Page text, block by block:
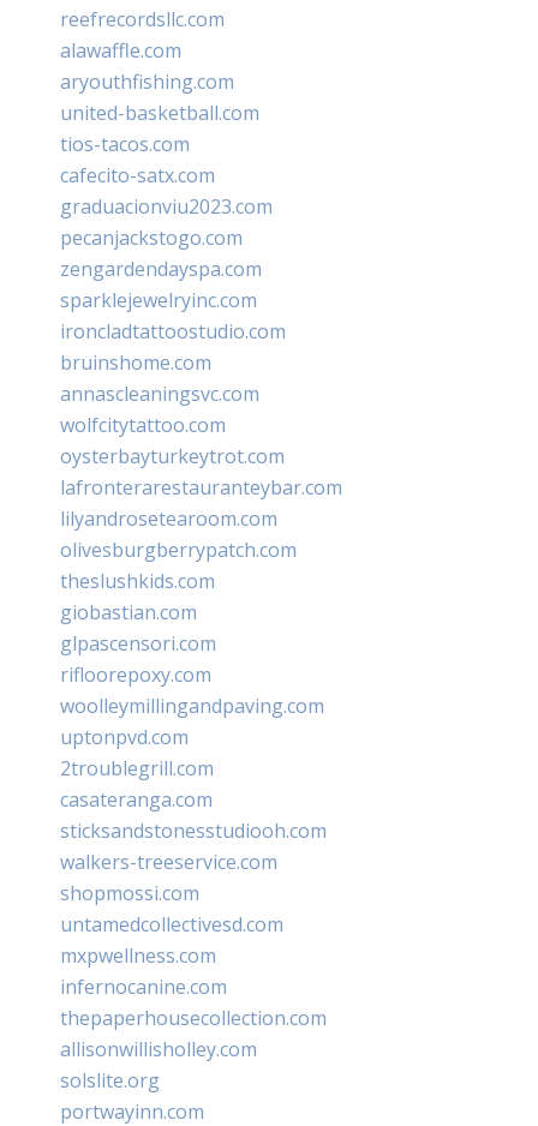
reefrecordsllc.com
alawaffle.com
aryouthfishing.com
united-basketball.com
tios-tacos.com
cafecito-satx.com
graduacionviu2023.com
pecanjackstogo.com
zengardendayspa.com
sparklejewelryinc.com
ironcladtattoostudio.com
bruinshome.com
annascleaningsvc.com
wolfcitytattoo.com
oysterbayturkeytrot.com
lafronterarestauranteybar.com
lilyandrosetearoom.com
olivesburgberrypatch.com
theslushkids.com
giobastian.com
glpascensori.com
rifloorepoxy.com
woolleymillingandpaving.com
uptonpvd.com
2troublegrill.com
casateranga.com
sticksandstonesstudiooh.com
walkers-treeservice.com
shopmossi.com
untamedcollectivesd.com
mxpwellness.com
infernocanine.com
thepaperhousecollection.com
allisonwillisholley.com
solslite.org
portwayinn.com